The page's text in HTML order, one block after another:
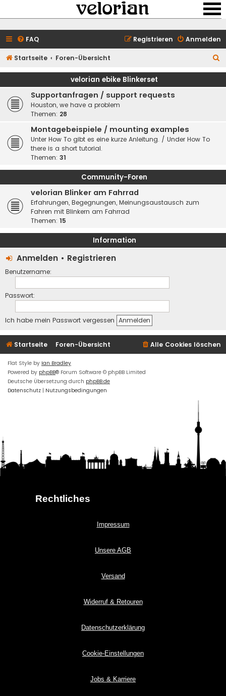
FAQ Anmelden
Registrieren
Startseite Foren-Übersicht
u
velorian ebike Blinkerset
Supportanfragen / support requests
Houston, we have a problem
Themen: 28
Montagebeispiele / mounting examples
Unter How To gibt es eine kurze Anleitung. / Under How To
there is a short tutorial.
Themen: 31
Community-Foren
velorian Blinker am Fahrrad
Erfahrungen, Begegnungen, Meinungsaustausch zum
Fahren mit Blinkern am Fahrrad
Themen: 15
Information
Anmelden • Registrieren
Benutzername:
Passwort:
Ich habe mein Passwort vergessen
Startseite Foren-Übersicht Alle Cookies löschen
Flat Style by Ian Bradley
Powered by phpBB® Forum Software © phpBB Limited
Deutsche Übersetzung durch phpBB.de
Datenschutz | Nutzungsbedingungen
Rechtliches
Impressum
Unsere AGB
Versand
Widerruf & Retouren
Datenschutzerklärung
Cookie-Einstellungen
Jobs & Karriere